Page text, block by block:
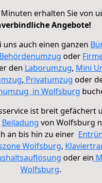
Minuten erhalten Sie von
Angebote!
uns auch einen ganzen
Behördenumzug oder
den Laborumzug, Mini
, Privatumzug oder
in Wolfsburg
ist breit gefächert
Beiladung von Wolfsburg
an bis hin zu einer
Wolfsburg,
oder ein
Wolfsburg.